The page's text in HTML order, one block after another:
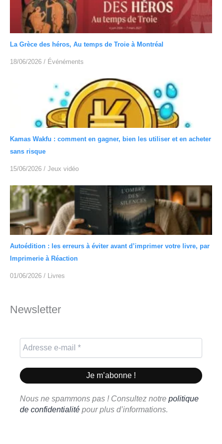
La Grèce des héros, Au temps de Troie à Montréal
18/06/2026 / Événéments
Kamas Wakfu : comment en gagner, bien les utiliser et en acheter
sans risque
15/06/2026 / Jeux vidéo
Autoédition : les erreurs à éviter avant d’imprimer votre livre, par
Imprimerie à Réaction
01/06/2026 / Livres
Newsletter
Nous ne spammons pas ! Consultez notre politique
de confidentialité pour plus d’informations.